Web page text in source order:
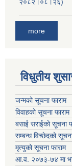
२०८२।०८।२६)
more
विधुतीय
जन्मको सूचना फाराम
विवाहको सूचना फाराम
बसाई सराईको सूचना
सम्बन्ध विच्छेदको
मृत्युको सूचना फाराम
आ.व. २०७३-७४ मा